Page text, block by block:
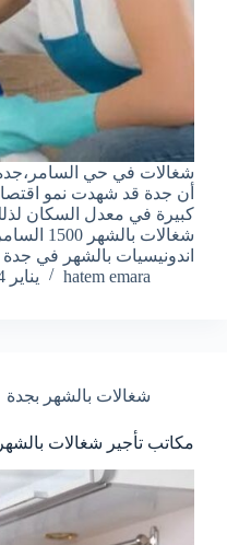
شغالات في حي
أن جدة قد شهدت نمو
كبيرة في معدل السكان
شغالات
اندونيسيات بالشهر في
hatem emara
يناير 4, 2025
شغالات بالشهر بجدة
مكاتب تأجير شغالات بالشهر في